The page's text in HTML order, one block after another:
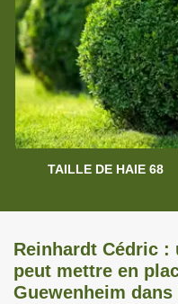
TAILLE DE HAIE 68
Reinhardt Cédric
peut mettre en
Guewenheim